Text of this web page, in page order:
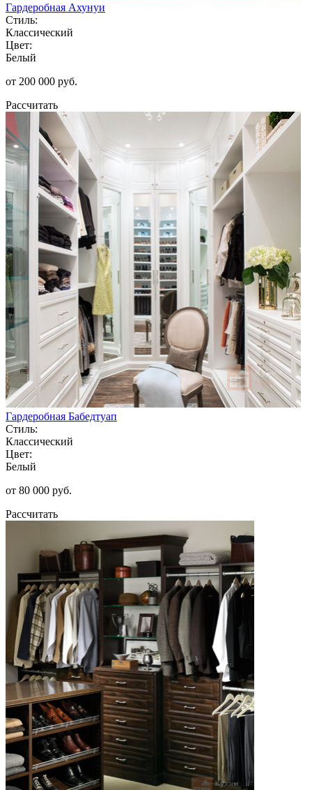
Гардеробная Ахунуи
Стиль:
Классический
Цвет:
Белый
от 200 000 руб.
Рассчитать
Гардеробная Бабедтуап
Стиль:
Классический
Цвет:
Белый
от 80 000 руб.
Рассчитать